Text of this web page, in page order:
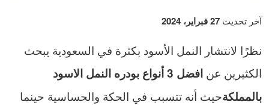
آخر تحديث 27 فبراير، 2024
نظرًا لانتشار النمل الأسود بكثرة في السعودية يبحث
الكثيرين عن
افضل 3 أنواع بودره النمل الاسود
بالمملكةحيث أنه تتسبب في الحكة والحساسية حينما